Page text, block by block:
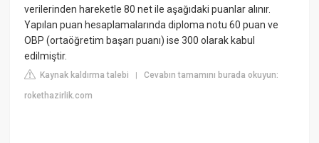
verilerinden hareketle 80 net ile aşağıdaki puanlar alınır.
Yapılan puan hesaplamalarında diploma notu 60 puan ve
OBP (ortaöğretim başarı puanı) ise 300 olarak kabul
edilmiştir.
Kaynak kaldırma talebi |Cevabın tamamını burada okuyun:
rokethazirlik.com